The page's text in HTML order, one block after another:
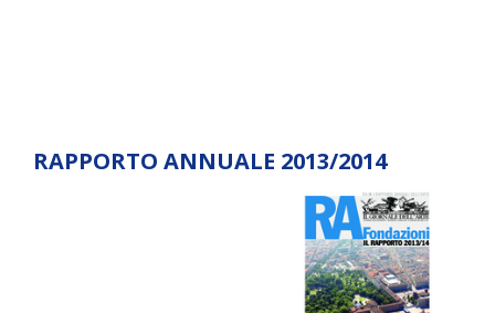
RAPPORTO ANNUALE 2013/2014